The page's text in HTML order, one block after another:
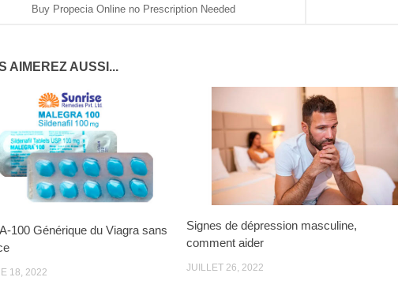
Buy Propecia Online no Prescription Needed
AIMEREZ AUSSI...
100 Générique du Viagra sans
18, 2022
Signes de dépression masculine,
comment aider
JUILLET 26, 2022